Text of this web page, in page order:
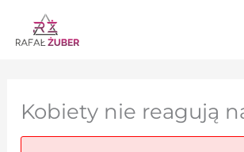
Przejdź
do
Kobiety nie reagują